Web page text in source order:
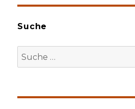
Suche
Suche
nach: